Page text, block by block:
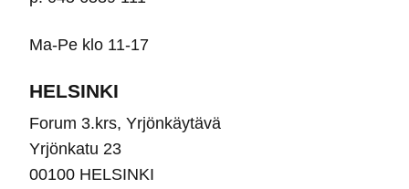
Ma-Pe klo 11-17
HELSINKI
Forum 3.krs, Yrjönkäytävä
Yrjönkatu 23
00100 HELSINKI